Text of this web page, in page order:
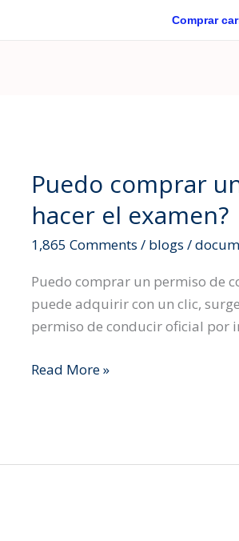
Comprar
Puedo comprar
hacer el examen?
1,865 Comments / blogs /
Puedo comprar un permiso de
puede adquirir con un clic,
permiso de conducir oficial por
Puedo
un
permiso
conducir
oficial
por
sin
Read More »